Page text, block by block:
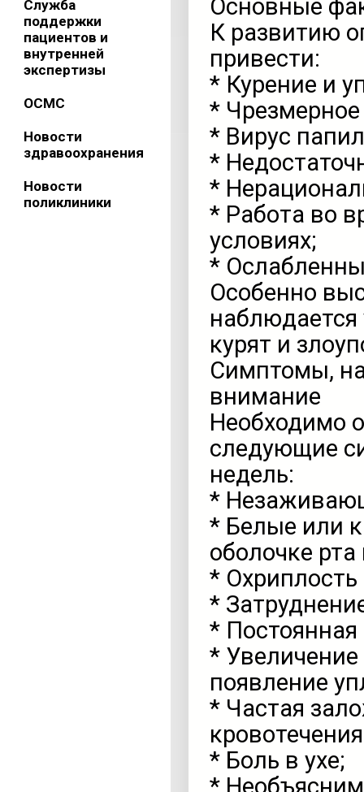
Служба
поддержки
пациентов и
внутренней
экспертизы
ОСМС
Новости
здравоохранения
Новости
поликлиники
Основные
К развитию
привести:
* Курение и
* Чрезмерное
* Вирус
*
*
* Работа во
условиях;
*
Особенно
курят и
Симптомы,
внимание
Необходимо
следующие
недель:
*
* Белые или
оболочке
* Охриплость
*
*
*
появление
* Частая
* Боль в ухе;
*